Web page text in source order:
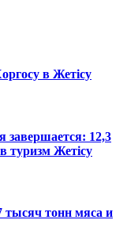
в Жетісу
завершается: 12,3
туризм Жетісу
тысяч тонн мяса и